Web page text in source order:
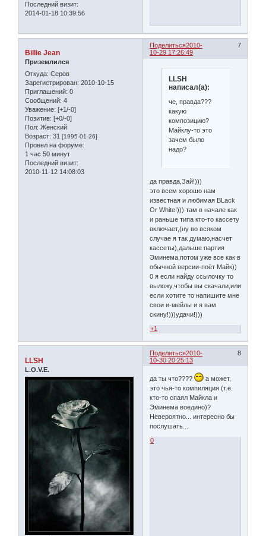
Последний визит:
2014-01-18 10:39:56
Поделиться 7
2010-
10-29 17:26:49
Billie Jean
Приземлился
Откуда: Серов
Зарегистрирован: 2010-10-15
Приглашений: 0
Сообщений: 4
Уважение: [+1/-0]
Позитив: [+0/-0]
Пол: Женский
Возраст: 31 [1995-01-26]
Провел на форуме:
1 час 50 минут
Последний визит:
2010-11-12 14:08:03
LLSH
написал(а):
че, правда???
какую
композицию?
Майклу-то это
зачем было
надо?
да правда,Зай!)))
это всем хорошо нам
известная и любимая BLack
Or White!))) там в начале как
и раньше типа кто-то кассету
включает,(ну во всяком
случае я так думаю,насчет
кассеты),дальше партия
Эминема,потом уже все как в
обычной версии-поёт Майк))
0 я если найду ссылочку то
выложу,чтобы вы скачали,или
если хотите то напишите мне
свои и-мейлы и я вам
скину!)))удачи!)))
+1
Поделиться 8
2010-
10-30 20:25:13
LLSH
L.O.V.E.
да ты что????
а может,
это чья-то компиляция (т.е.
кто-то спаял Майкла и
Эминема воедино)?
Невероятно... интересно бы
послушать...
0